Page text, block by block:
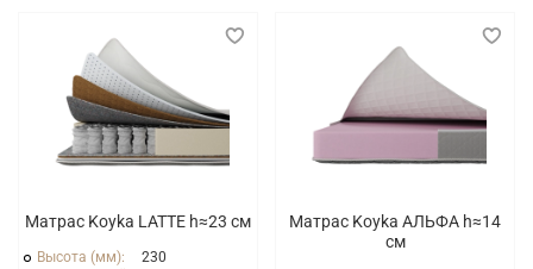
Матрас Koyka LATTE h≈23 см
Высота (мм):
230
Матрас Koyka АЛЬФА h≈14
см